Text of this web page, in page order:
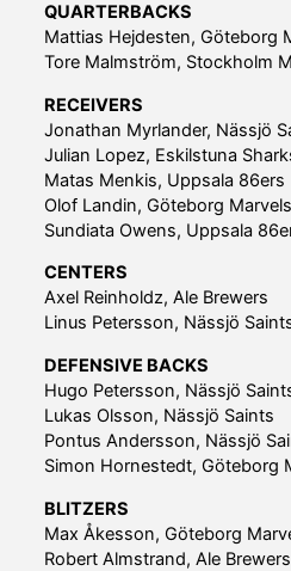
QUARTERBACKS
Mattias Hejdesten, Göteborg
Tore Malmström, Stockholm
RECEIVERS
Jonathan Myrlander, Nässjö
Julian Lopez, Eskilstuna
Matas Menkis, Uppsala 86ers
Olof Landin, Göteborg Marvels
Sundiata Owens, Uppsala
CENTERS
Axel Reinholdz, Ale Brewers
Linus Petersson, Nässjö
DEFENSIVE BACKS
Hugo Petersson, Nässjö
Lukas Olsson, Nässjö Saints
Pontus Andersson, Nässjö
Simon Hornestedt, Göteborg
BLITZERS
Max Åkesson, Göteborg
Robert Almstrand, Ale Brewers